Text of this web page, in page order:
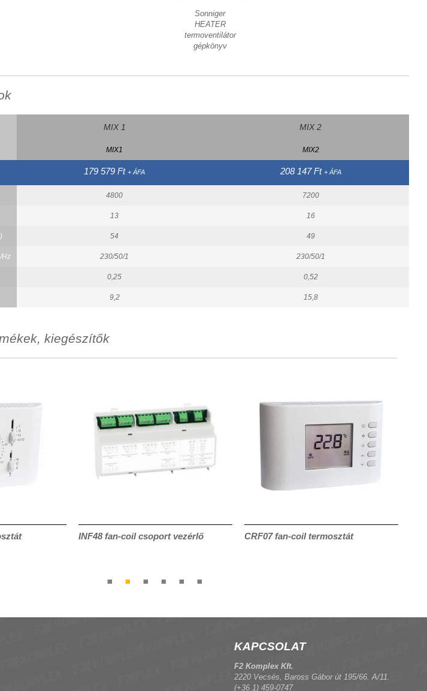
Sonniger
HEATER
termoventilátor
gépkönyv
MIX 1 MIX 2
MIX1 MIX2
179 579 Ft+ ÁFA 208 147 Ft + ÁFA
4800 7200
13 16
54 49
Hz 230/50/1 230/50/1
0,25 0,52
9,2 15,8
kiegészítők
INF48 fan-coil csoport vezérlő CRF07 fan-coil termosztát
KAPCSOLAT
F2 Komplex Kft.
2220 Vecsés, Baross Gábor út 195/66. A/11.
(+36 1) 459-0747